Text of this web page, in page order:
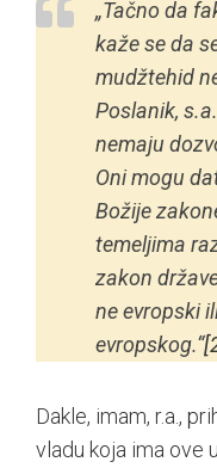
„Tačno da
kaže se da
mudžtehid
Poslanik,
nemaju
Oni mogu
Božije
temeljima
zakon
ne evropski
evropskog.“
Dakle, imam, r.a.,
vladu koja ima ove